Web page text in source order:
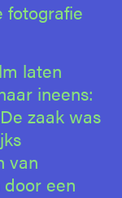
fotografie
laten
ineens:
zaak was
van
een